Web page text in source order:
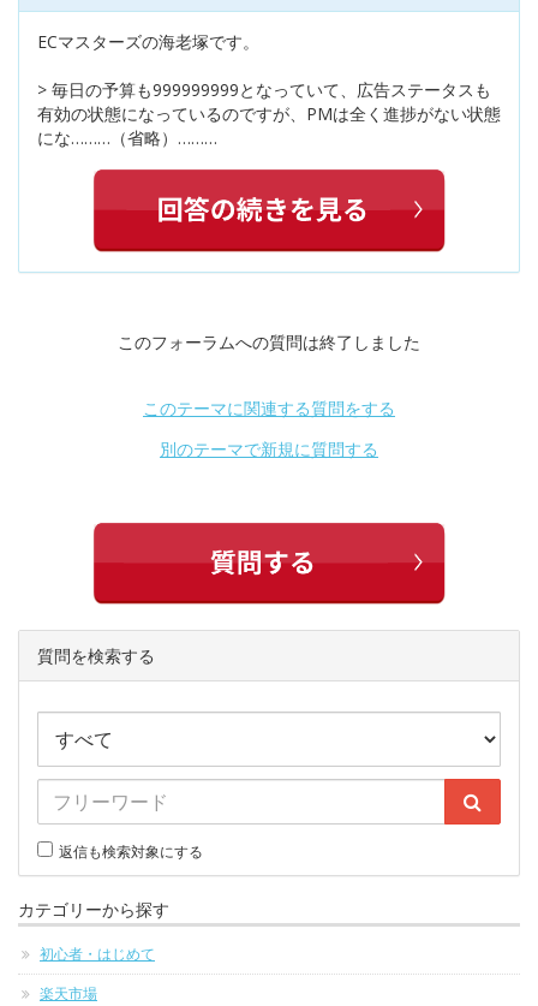
ECマスターズの海老塚です。
> 毎日の予算も999999999となっていて、広告ステータスも
有効の状態になっているのですが、PMは全く進捗がない状態
にな………（省略）………
このフォーラムへの質問は終了しました
このテーマに関連する質問をする
別のテーマで新規に質問する
質問を検索する
返信も検索対象にする
カテゴリーから探す
初心者・はじめて
楽天市場